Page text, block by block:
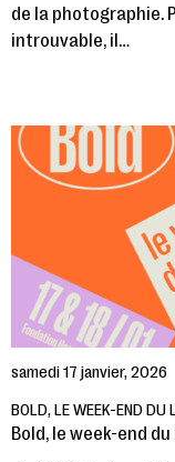
de la photographie.
introuvable, il…
samedi 17 janvier, 2026
BOLD, LE WEEK-END DU
Bold, le week-end